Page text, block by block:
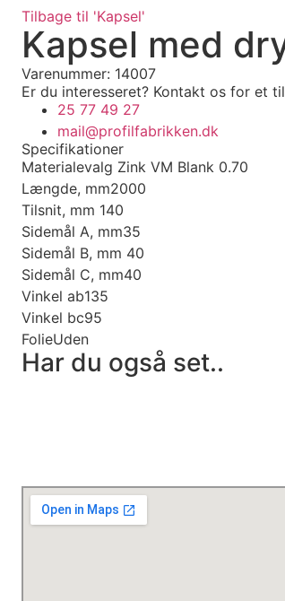
Tilbage til 'Kapsel'
Kapsel med
Varenummer: 14007
Er du interesseret? Kontakt os for et
25 77 49 27
mail@profilfabrikken.dk
Specifikationer
Materialevalg Zink VM Blank 0.70
Længde, mm2000
Tilsnit, mm 140
Sidemål A, mm35
Sidemål B, mm 40
Sidemål C, mm40
Vinkel ab135
Vinkel bc95
FolieUden
Har du også set..